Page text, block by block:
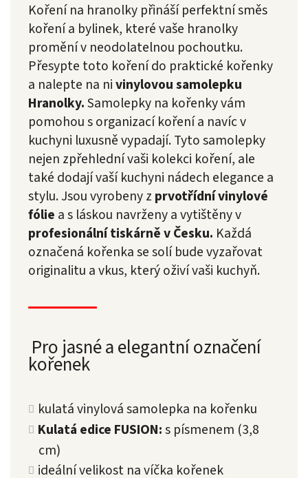
Koření na hranolky přináší perfektní směs
koření a bylinek, které vaše hranolky
promění v neodolatelnou pochoutku.
Přesypte toto koření do praktické kořenky
a nalepte na nivinylovou samolepku
Hranolky.Samolepky na kořenky vám
pomohou s organizací koření a navíc v
kuchyni luxusně vypadají. Tyto samolepky
nejen zpřehlední vaši kolekci koření, ale
také dodají vaší kuchyni nádech elegance a
stylu. Jsou vyrobeny z prvotřídní vinylové
fólie a s láskou navrženy a vytištěny v
profesionální tiskárně v Česku. Každá
označená kořenka se solí bude vyzařovat
originalitu a vkus, který oživí vaši kuchyň.
Pro jasné a elegantní označení
kořenek
kulatá vinylová samolepka na kořenku
Kulatá edice FUSION:s písmenem (3,8
cm)
ideální velikost na víčka kořenek